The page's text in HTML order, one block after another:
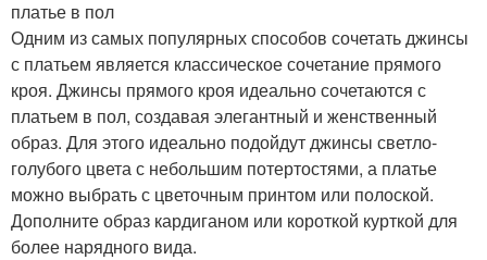
платье в пол
Одним из самых популярных способов сочетать джинсы
с платьем является классическое сочетание прямого
кроя. Джинсы прямого кроя идеально сочетаются с
платьем в пол, создавая элегантный и женственный
образ. Для этого идеально подойдут джинсы светло-
голубого цвета с небольшим потертостями, а платье
можно выбрать с цветочным принтом или полоской.
Дополните образ кардиганом или короткой курткой для
более нарядного вида.